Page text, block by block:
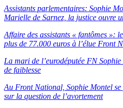
Assistants parlementaires: Sophie
Marielle de Sarnez, la justice ouvre
Affaire des assistants « fantômes »:
plus de 77.000 euros à l’élue Front
La mari de l’eurodéputée FN
de faiblesse
Au Front National, Sophie Montel
sur la question de l’avortement